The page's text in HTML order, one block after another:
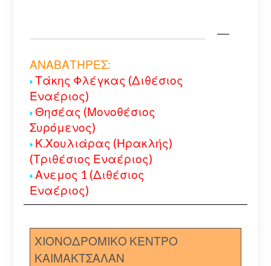
ΑΝΑΒΑΤΗΡΕΣ:
Τάκης Φλέγκας (Διθέσιος
Εναέριος)
Θησέας (Μονοθέσιος
Συρόμενος)
Κ.Χουλιάρας (Ηρακλής)
(Τριθέσιος Εναέριος)
Ανεμος 1 (Διθέσιος
Εναέριος)
ΧΙΟΝΟΔΡΟΜΙΚΟ ΚΕΝΤΡΟ
ΚΑΙΜΑΚΤΣΑΛΑΝ